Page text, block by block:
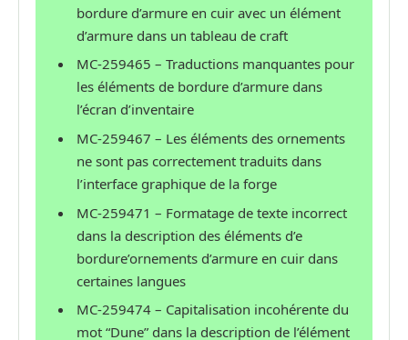
bordure d’armure en cuir avec un élément
d’armure dans un tableau de craft
MC-259465 – Traductions manquantes pour
les éléments de bordure d’armure dans
l’écran d’inventaire
MC-259467 – Les éléments des ornements
ne sont pas correctement traduits dans
l’interface graphique de la forge
MC-259471 – Formatage de texte incorrect
dans la description des éléments d’e
bordure’ornements d’armure en cuir dans
certaines langues
MC-259474 – Capitalisation incohérente du
mot “Dune” dans la description de l’élément